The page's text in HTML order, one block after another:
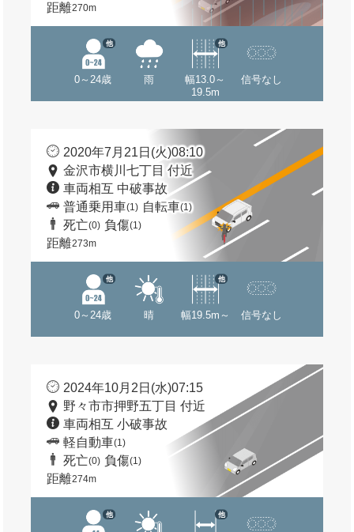
距離270m
0～24歳
他
雨
幅13.0～
19.5m
他
信号なし
2020年7月21日(火)08:10
金沢市横川七丁目 付近
車両相互 中破事故
普通乗用車(1) 自転車(1)
死亡(0) 負傷(1)
距離273m
0～24歳
他
晴 幅19.5m～
他
信号なし
2024年10月2日(水)07:15
野々市市押野五丁目 付近
車両相互 小破事故
軽自動車(1)
死亡(0) 負傷(1)
距離274m
他 他